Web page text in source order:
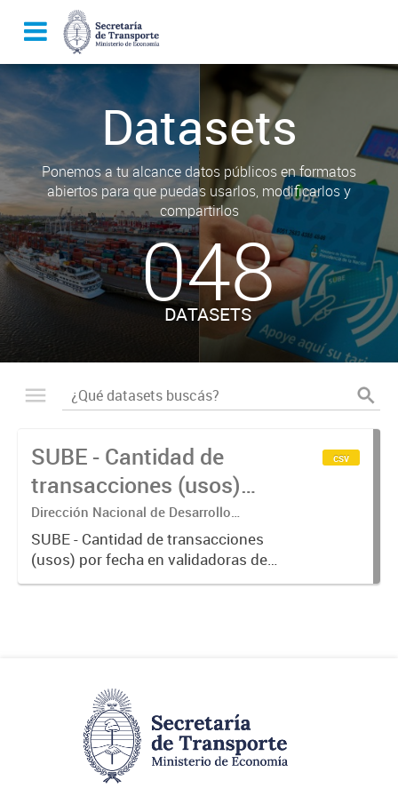
Datasets
Ponemos a tu alcance datos públicos en formatos
abiertos para que puedas usarlos, modificarlos y
compartirlos
048
DATASETS
SUBE - Cantidad de
transacciones (usos)
por fecha
Dirección Nacional de Desarrollo
Tecnológico - Ministerio de Transporte.
SUBE - Cantidad de transacciones
(usos) por fecha en validadoras de
la red SUBE.
csv